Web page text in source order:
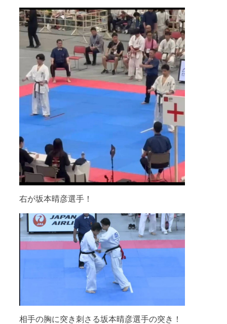
右が坂本晴彦選手！
相手の胸に突き刺さる坂本晴彦選手の突き！